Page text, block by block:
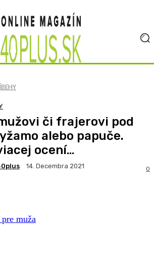
či frajerovi pod
alebo papuče.
ocení…
14. Decembra 2021 0